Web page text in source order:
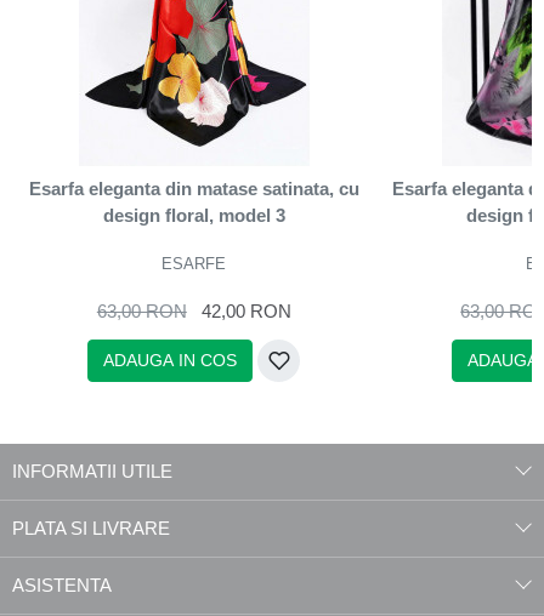
Esarfa eleganta din matase satinata, cu
design floral, model 3
ESARFE
63,00 RON 42,00 RON
ADAUGA IN COS
Esarfa eleganta
design
63,00
ADAUGA
INFORMATII UTILE
PLATA SI LIVRARE
ASISTENTA